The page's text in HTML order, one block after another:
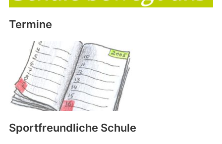
Termine
Sportfreundliche Schule